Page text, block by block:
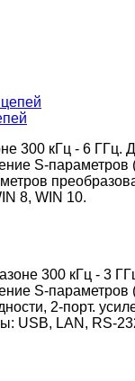
300 кГц - 6
S-
8, WIN 10.
300 кГц - 3
S-
2-порт.
USB, LAN, RS-